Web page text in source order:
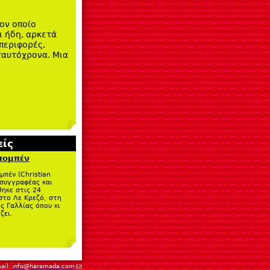
οποίο
ήδη, αρκετά
Μια
(Christian
και
στις 24
Λε Κρεζό, στη
Γαλλίας όπου κι
info@haramada.com(link sends e-mail)